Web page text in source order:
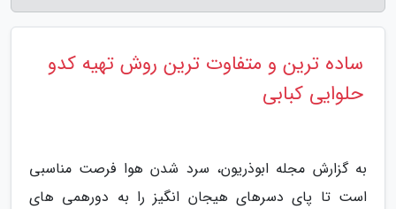
ساده ترین و متفاوت ترین روش تهیه کدو
حلوایی کبابی
به گزارش مجله ابوذریون، سرد شدن هوا فرصت مناسبی
است تا پای دسرهای هیجان انگیز را به دورهمی های